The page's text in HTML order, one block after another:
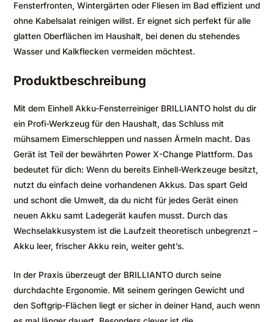
Fensterfronten, Wintergärten oder Fliesen im Bad effizient und
ohne Kabelsalat reinigen willst. Er eignet sich perfekt für alle
glatten Oberflächen im Haushalt, bei denen du stehendes
Wasser und Kalkflecken vermeiden möchtest.
Produktbeschreibung
Mit dem Einhell Akku-Fensterreiniger BRILLIANTO holst du dir
ein Profi-Werkzeug für den Haushalt, das Schluss mit
mühsamem Eimerschleppen und nassen Ärmeln macht. Das
Gerät ist Teil der bewährten Power X-Change Plattform. Das
bedeutet für dich: Wenn du bereits Einhell-Werkzeuge besitzt,
nutzt du einfach deine vorhandenen Akkus. Das spart Geld
und schont die Umwelt, da du nicht für jedes Gerät einen
neuen Akku samt Ladegerät kaufen musst. Durch das
Wechselakkusystem ist die Laufzeit theoretisch unbegrenzt –
Akku leer, frischer Akku rein, weiter geht’s.
In der Praxis überzeugt der BRILLIANTO durch seine
durchdachte Ergonomie. Mit seinem geringen Gewicht und
den Softgrip-Flächen liegt er sicher in deiner Hand, auch wenn